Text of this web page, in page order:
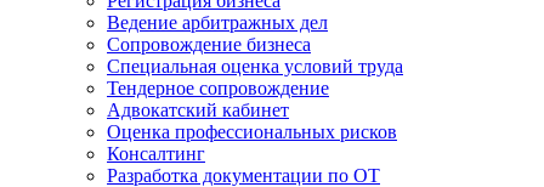
Ведение арбитражных дел
Сопровождение бизнеса
Специальная оценка условий труда
Тендерное сопровождение
Адвокатский кабинет
Оценка профессиональных рисков
Консалтинг
Разработка документации по ОТ